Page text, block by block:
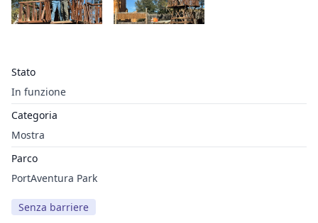
Stato
In funzione
Categoria
Mostra
Parco
PortAventura Park
Senza barriere